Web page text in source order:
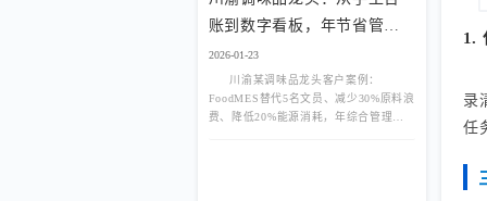
1.
录
任
账到数字看板，年节省管理
成本80万
2026-01-23
川渝某调味品龙头客户案例：
FoodMES替代5名文员、减少30%原料浪
费、降低20%能源消耗，年综合管理成